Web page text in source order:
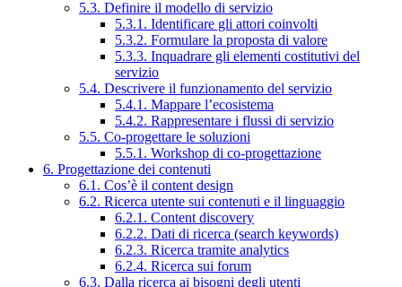
5.3. Definire il modello di servizio
5.3.1. Identificare gli attori coinvolti
5.3.2. Formulare la proposta di valore
5.3.3. Inquadrare gli elementi costitutivi del
servizio
5.4. Descrivere il funzionamento del servizio
5.4.1. Mappare l’ecosistema
5.4.2. Rappresentare i flussi di servizio
5.5. Co-progettare le soluzioni
5.5.1. Workshop di co-progettazione
6. Progettazione dei contenuti
6.1. Cos’è il content design
6.2. Ricerca utente sui contenuti e il linguaggio
6.2.1. Content discovery
6.2.2. Dati di ricerca (search keywords)
6.2.3. Ricerca tramite analytics
6.2.4. Ricerca sui forum
6.3. Dalla ricerca ai bisogni degli utenti